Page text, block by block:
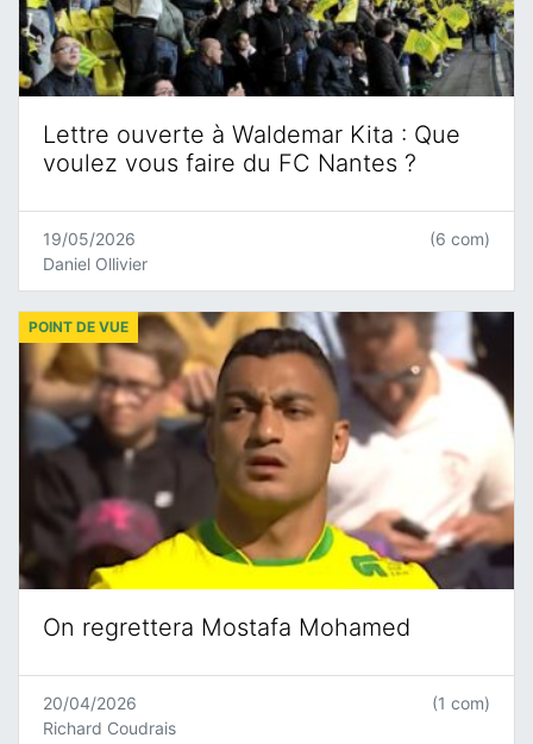
Lettre ouverte à Waldemar Kita : Que
voulez vous faire du FC Nantes ?
19/05/2026
Daniel Ollivier
(6 com)
On regrettera Mostafa Mohamed
POINT DE VUE
20/04/2026
Richard Coudrais
(1 com)